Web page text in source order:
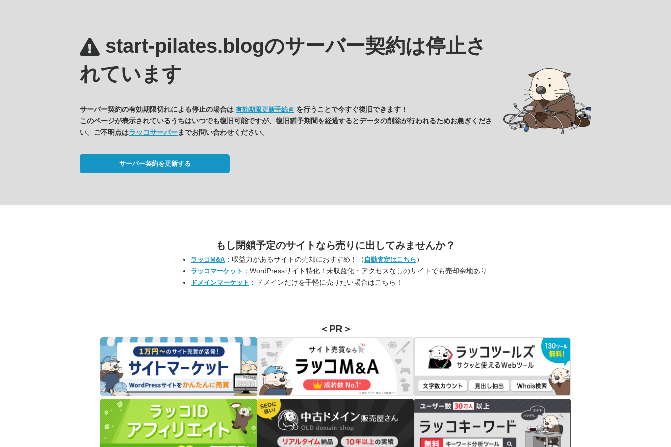
start-pilates.blogのサーバー契約は停止さ
れています
サーバー契約の有効期限切れによる停止の場合は 有効期限更新手続き を行うことで今すぐ復旧できます！
このページが表示されているうちはいつでも復旧可能ですが、復旧猶予期間を経過するとデータの削除が行われるためお急ぎくださ
い。ご不明点はラッコサーバーまでお問い合わせください。
サーバー契約を更新する
もし閉鎖予定のサイトなら売りに出してみませんか？
ラッコM&A ：収益力があるサイトの売却におすすめ！（ 自動査定はこちら ）
ラッコマーケット ：WordPressサイト特化！未収益化・アクセスなしのサイトでも売却余地あり
ドメインマーケット ：ドメインだけを手軽に売りたい場合はこちら！
＜PR＞